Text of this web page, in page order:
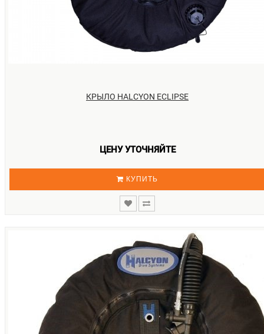
КРЫЛО HALCYON ECLIPSE
ЦЕНУ УТОЧНЯЙТЕ
КУПИТЬ